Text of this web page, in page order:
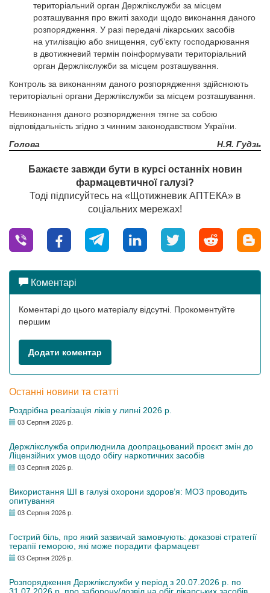
територіальний орган Держлікслужби за місцем
розташування про вжиті заходи щодо виконання даного
розпорядження. У разі передачі лікарських засобів
на утилізацію або знищення, суб’єкту господарювання
в двотижневий термін поінформувати територіальний
орган Держлікслужби за місцем розташування.
Контроль за виконанням даного розпорядження здійснюють
територіальні органи Держлікслужби за місцем розташування.
Невиконання даного розпорядження тягне за собою
відповідальність згідно з чинним законодавством України.
Голова
Н.Я. Гудзь
Бажаєте завжди бути в курсі останніх новин
фармацевтичної галузі?
Тоді підписуйтесь на «Щотижневик АПТЕКА» в
соціальних мережах!
Коментарі
Коментарі до цього матеріалу відсутні. Прокоментуйте
першим
Додати коментар
Останні новини та статті
Роздрібна реалізація ліків у липні 2026 р.
03 Серпня 2026 р.
Держлікслужба оприлюднила доопрацьований проєкт змін до
Ліцензійних умов щодо обігу наркотичних засобів
03 Серпня 2026 р.
Використання ШІ в галузі охорони здоров’я: МОЗ проводить
опитування
03 Серпня 2026 р.
Гострий біль, про який зазвичай замовчують: доказові стратегії
терапії геморою, які може порадити фармацевт
03 Серпня 2026 р.
Розпорядження Держлікслужби у період з 20.07.2026 р. по